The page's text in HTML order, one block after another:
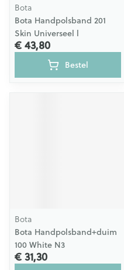
Bota
Bota Handpolsband 201
Skin Universeel l
€ 43,80
Bestel
Bota
Bota Handpolsband+duim
100 White N3
€ 31,30